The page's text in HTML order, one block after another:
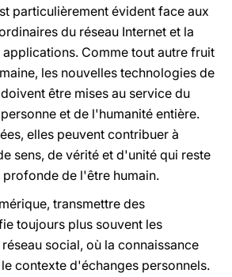
particulièrement évident face aux
du réseau Internet et la
Comme tout autre fruit
les nouvelles technologies de
être mises au service du
et de l'humanité entière.
elles peuvent contribuer à
sens, de vérité et d'unité qui reste
de l'être humain.
transmettre des
toujours plus souvent les
social, où la connaissance
contexte d'échanges personnels.